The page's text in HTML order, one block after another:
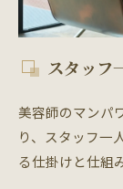
スタッフ
美容師のマンパ
り、スタッフ一
る仕掛けと仕組